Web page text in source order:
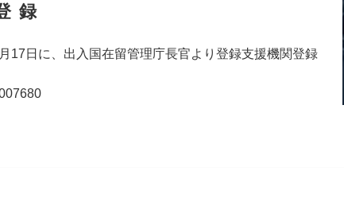
録
17日に、出入国在留管理庁長官より登録支援機関登録